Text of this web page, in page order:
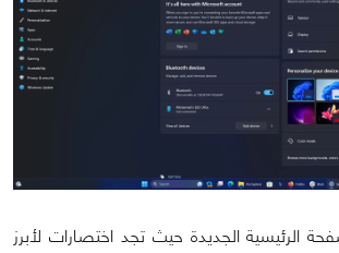
الرئيسية الجديدة حيث تجد اختصارات لأبرز